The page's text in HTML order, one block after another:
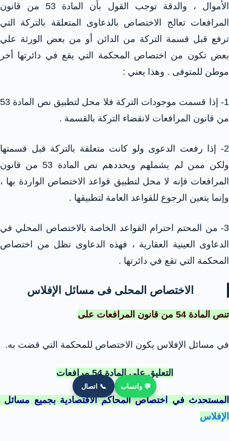
الأموال ، والدقة توجب القول بأن المادة 53 من قانون
المرافعات تعالج الاختصاص بالدعاوى المتعلقة بالتركة التي
ترفع قبل قسمة التركة من الدائن أو من بعض الورثة علي
بعض تكون من اختصاص المحكمة التي يقع في دائرتها أخر
موطن للمتوفى . وهذا يعني :
1- إذا قسمت موجودات التركة فلا محل لتطبيق نص المادة 53
من قانون المرافعات لانقضاء التركة بالقسمة .
2- إذا رفعت الدعوى ولو كانت متعلقة بالتركة قبل قسمتها
ولكن ممن لم يشملهم ويحددهم نص المادة 53 من قانون
المرافعات فإنه لا محل لتطبيق قواعد الاختصاص الواردة بها ،
وإنما يتعين الرجوع للقواعد العامة لتطبيقها .
3- من المحتم احترام القواعد الخاصة بالاختصاص المحلي في
الدعاوى العينية العقارية ، فهذه الدعاوى تظل من اختصاص
المحكمة التي تقع في دائرتها .
الاختصاص المحلى فى مسائل الإفلاس
تنص المادة 54 من قانون المرافعات على
في مسائل الإفلاس يكون الاختصاص للمحكمة التي قضت به.
التعليق على المادة 54 مرافعات
المستحدث في اختصاص المحاكم الاقتصادية بجميع مسائل
الإفلاس
💬 واتساب 📞 اتصال